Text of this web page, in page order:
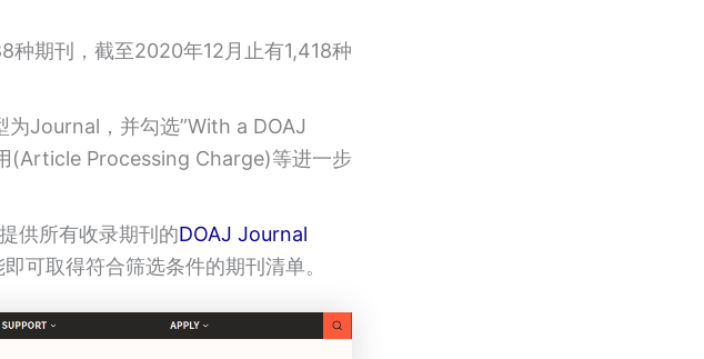
种期刊，截至2020年12月止有1,418种
Journal，并勾选”With a DOAJ
(Article Processing Charge)等进一步
供所有收录期刊的DOAJ Journal
可取得符合筛选条件的期刊清单。